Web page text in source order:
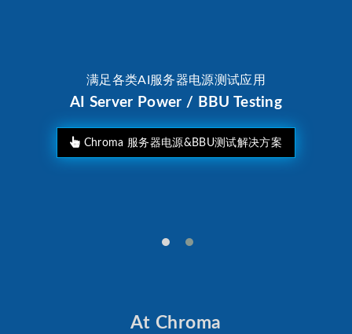
满足各类AI服务器电源测试应用
AI Server Power / BBU Testing
Chroma 服务器电源&BBU测试解决方案
At Chroma